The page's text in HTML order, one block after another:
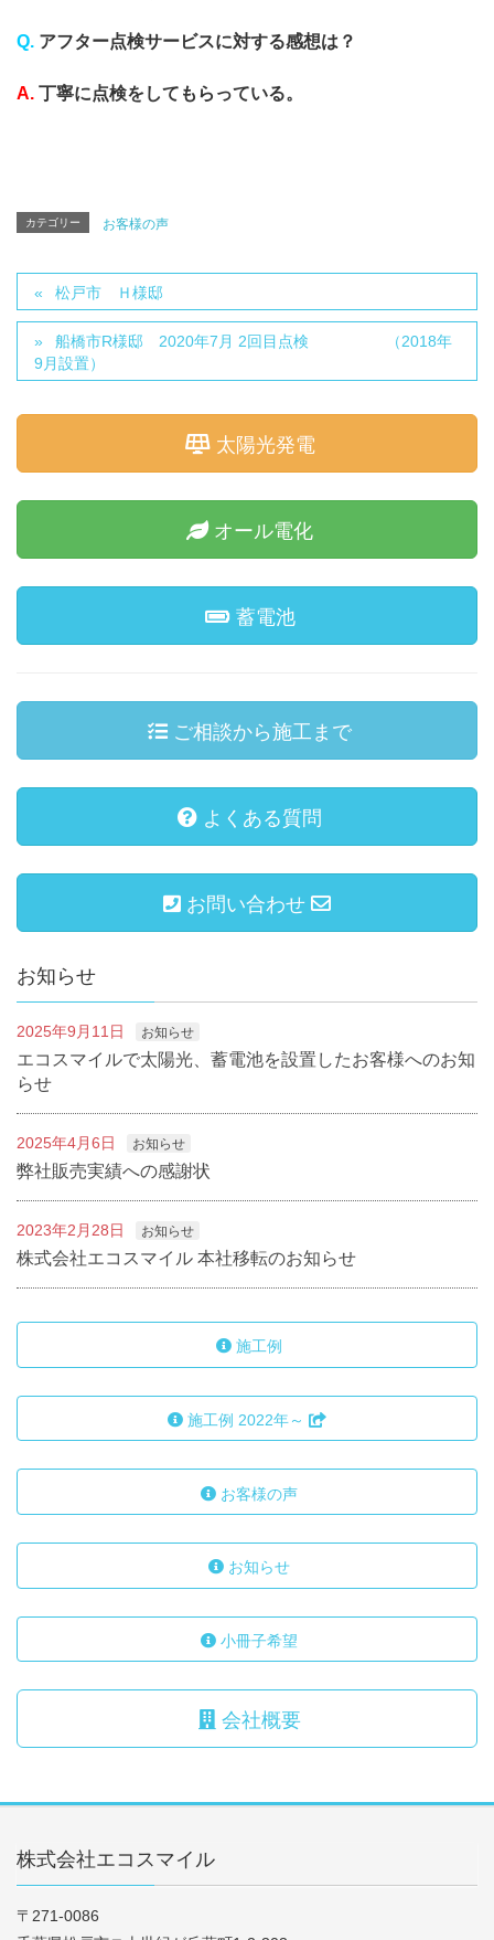
Q. アフター点検サービスに対する感想は？
A. 丁寧に点検をしてもらっている。
カテゴリー お客様の声
松戸市 Ｈ様邸
船橋市R様邸 2020年7月 2回目点検 （2018年
9月設置）
太陽光発電
オール電化
蓄電池
ご相談から施工まで
よくある質問
お問い合わせ
お知らせ
2025年9月11日 お知らせ
エコスマイルで太陽光、蓄電池を設置したお客様へのお知
らせ
2025年4月6日 お知らせ
弊社販売実績への感謝状
2023年2月28日 お知らせ
株式会社エコスマイル 本社移転のお知らせ
施工例
施工例 2022年～
お客様の声
お知らせ
小冊子希望
会社概要
株式会社エコスマイル
〒271-0086